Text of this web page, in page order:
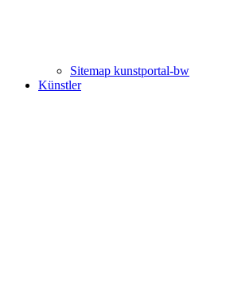
Sitemap kunstportal-bw
Künstler